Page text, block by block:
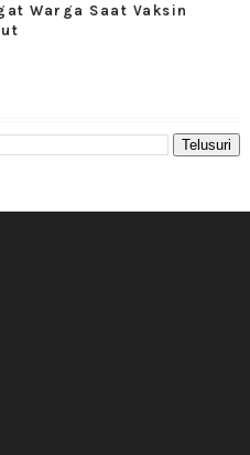
Warga Saat Vaksin